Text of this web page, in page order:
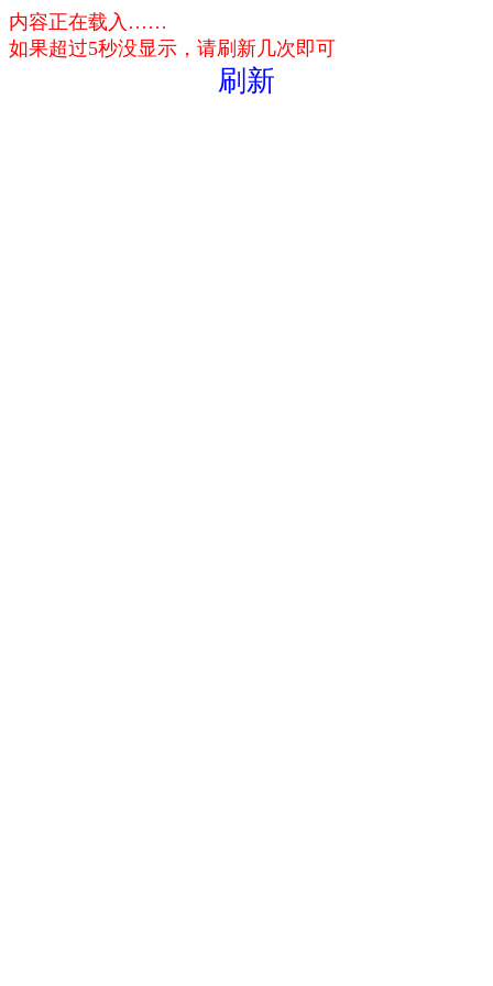
内容正在载入……
如果超过5秒没显示，请刷新几次即可
刷新